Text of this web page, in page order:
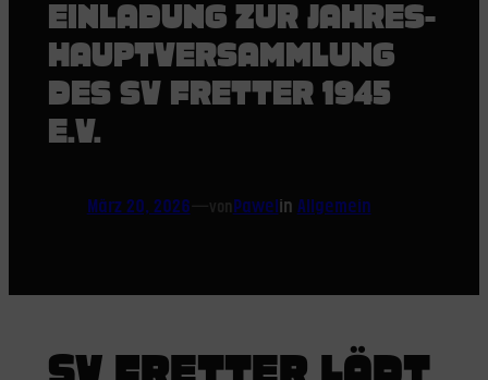
EINLADUNG ZUR JAHRES­
HAUPT­VERSAMMLUNG
DES SV FRETTER 1945
E.V.
März 20, 2026—vonPawelin Allgemein